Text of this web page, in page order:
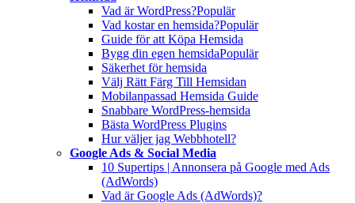
Vad är WordPress?Populär
Vad kostar en hemsida?Populär
Guide för att Köpa Hemsida
Bygg din egen hemsidaPopulär
Säkerhet för hemsida
Välj Rätt Färg Till Hemsidan
Mobilanpassad Hemsida Guide
Snabbare WordPress-hemsida
Bästa WordPress Plugins
Hur väljer jag Webbhotell?
Google Ads & Social Media
10 Supertips | Annonsera på Google med Ads
(AdWords)
Vad är Google Ads (AdWords)?